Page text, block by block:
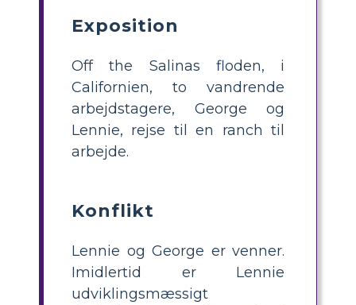
Exposition
Off the Salinas floden, i
Californien, to vandrende
arbejdstagere, George og
Lennie, rejse til en ranch til
arbejde.
Konflikt
Lennie og George er venner.
Imidlertid er Lennie
udviklingsmæssigt